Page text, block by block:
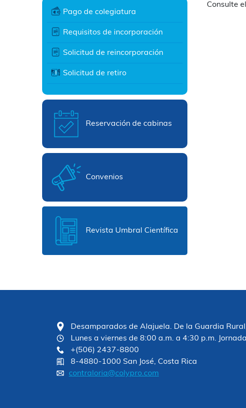
Pago de colegiatura
Requisitos de incorporación
Solicitud de reincorporación
Solicitud de retiro
Reservación de cabinas
Convenios
Revista Umbral Científica
Consulte
Desamparados de Alajuela. De la Guardia
Lunes a viernes de 8:00 a.m. a 4:30 p.m.
+(506) 2437-8800
8-4880-1000 San José, Costa Rica
contraloria@colypro.com